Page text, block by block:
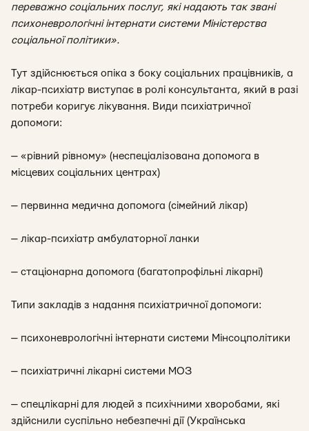
переважно соціальних послуг, які надають так звані
психоневрологічні інтернати системи Міністерства
соціальної політики».
Тут здійснюється опіка з боку соціальних працівників, а
лікар-психіатр виступає в ролі консультанта, який в разі
потреби коригує лікування. Види психіатричної
допомоги:
— «рівний рівному» (неспеціалізована допомога в
місцевих соціальних центрах)
— первинна медична допомога (сімейний лікар)
— лікар-психіатр амбулаторної ланки
— стаціонарна допомога (багатопрофільні лікарні)
Типи закладів з надання психіатричної допомоги:
— психоневрологічні інтернати системи Мінсоцполітики
— психіатричні лікарні системи МОЗ
— спецлікарні для людей з психічними хворобами, які
здійснили суспільно небезпечні дії (Українська